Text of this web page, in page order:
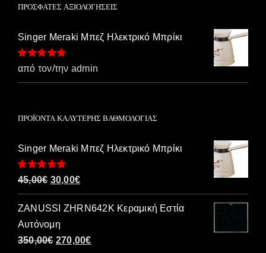
ΠΡΌΣΦΑΤΕΣ ΑΞΙΟΛΟΓΉΣΕΙΣ
Singer Meraki Μπεζ Ηλεκτρικό Μπρίκι
Βαθμολογήθηκε
από τον/την admin
ΠΡΟΪΌΝΤΑ ΚΑΛΎΤΕΡΗΣ ΒΑΘΜΟΛΟΓΊΑΣ
Singer Meraki Μπεζ Ηλεκτρικό Μπρίκι
Βαθμολογήθηκε
45,00€ Original
price
was:
45,00€.
30,00€Η
τρέχουσα
τιμή
30,00€.
ZANUSSI ZHRN642K Κεραμική Εστία
Αυτόνομη
350,00€ Original
270,00€Η